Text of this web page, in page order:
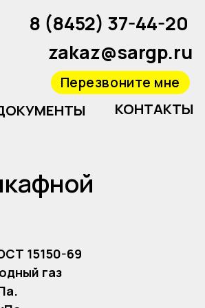
КОНТАКТЫ
мне
37-44-20
15150-69
газ